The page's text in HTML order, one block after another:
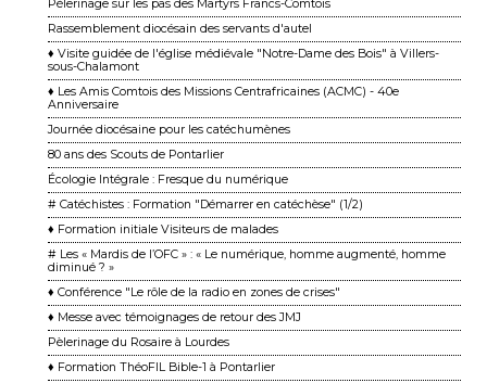
Pèlerinage sur les pas des Martyrs Francs-Comtois
Rassemblement diocésain des servants d'autel
♦ Visite guidée de l'église médiévale "Notre-Dame des Bois" à Villers-
sous-Chalamont
♦ Les Amis Comtois des Missions Centrafricaines (ACMC) - 40e
Anniversaire
Journée diocésaine pour les catéchumènes
80 ans des Scouts de Pontarlier
Écologie Intégrale : Fresque du numérique
# Catéchistes : Formation "Démarrer en catéchèse" (1/2)
♦ Formation initiale Visiteurs de malades
# Les « Mardis de l’OFC » : « Le numérique, homme augmenté, homme
diminué ? »
♦ Conférence "Le rôle de la radio en zones de crises"
♦ Messe avec témoignages de retour des JMJ
Pèlerinage du Rosaire à Lourdes
♦ Formation ThéoFIL Bible-1 à Pontarlier